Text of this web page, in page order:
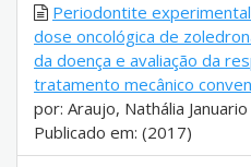
Periodontite
dose oncológica de
da doença e avaliação da
tratamento mecânico
por: Araujo, Nathália
Publicado em: (2017)